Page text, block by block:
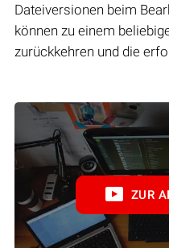
Dateiversionen beim
können zu einem
zurückkehren und die
ZUR